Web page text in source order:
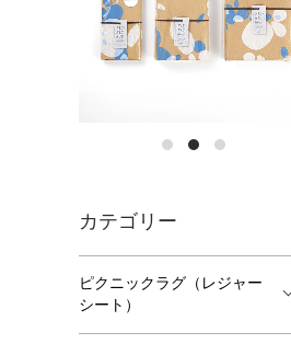
カテゴリー
ピクニックラグ（レジャー
シート）